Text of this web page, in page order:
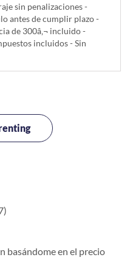
sin penalizaciones -
antes de cumplir plazo -
de 300â‚¬ incluido -
incluidos - Sin
basándome en el precio